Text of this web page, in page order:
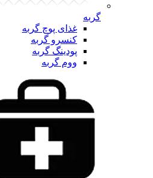
گربه
غذای پوچ گربه
کنسرو گربه
پودینگ گربه
ووم گربه